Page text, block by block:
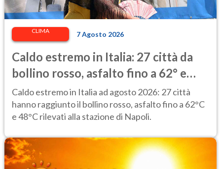
CLIMA 7 Agosto 2026
Caldo estremo in Italia: 27 città da
bollino rosso, asfalto fino a 62° e
punte di 48° alla stazione di Napoli
Caldo estremo in Italia ad agosto 2026: 27 città
hanno raggiunto il bollino rosso, asfalto fino a 62°C
e 48°C rilevati alla stazione di Napoli.